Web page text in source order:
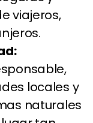
viajeros,
locales y
naturales